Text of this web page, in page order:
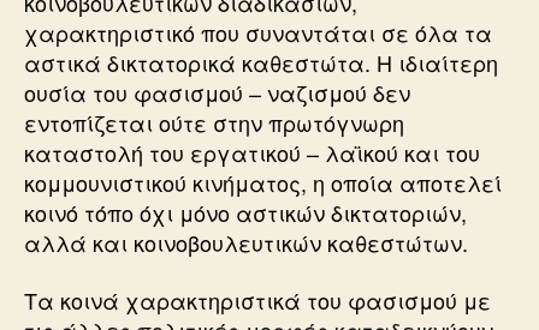
χαρακτηριστικό που συναντάται σε όλα τα
αστικά δικτατορικά καθεστώτα. Η ιδιαίτερη
ουσία του φασισμού – ναζισμού δεν
εντοπίζεται ούτε στην πρωτόγνωρη
καταστολή του εργατικού – λαϊκού και του
κομμουνιστικού κινήματος, η οποία αποτελεί
κοινό τόπο όχι μόνο αστικών δικτατοριών,
αλλά και κοινοβουλευτικών καθεστώτων.
Τα κοινά χαρακτηριστικά του φασισμού με